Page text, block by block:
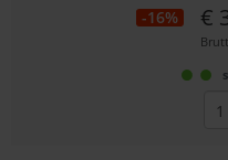
-16% €